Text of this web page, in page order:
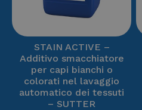
STAIN ACTIVE –
Additivo smacchiatore
per capi bianchi o
colorati nel lavaggio
automatico dei tessuti
– SUTTER